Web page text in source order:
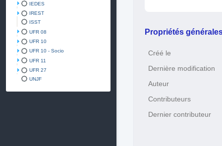
IEDES
IREST
ISST
UFR 08
UFR 10
UFR 10 - Socio
UFR 11
UFR 27
UNJF
Propriétés
Créé le
Dernière modification
Auteur
Contributeurs
Dernier contributeur